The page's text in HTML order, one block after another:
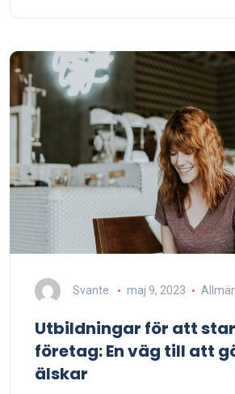
Svante maj 9, 2023
Utbildningar för att
företag: En väg till att
älskar